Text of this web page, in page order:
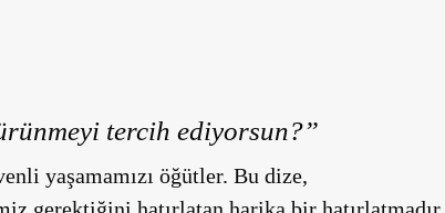
tercih ediyorsun?”
yaşamamızı öğütler. Bu dize,